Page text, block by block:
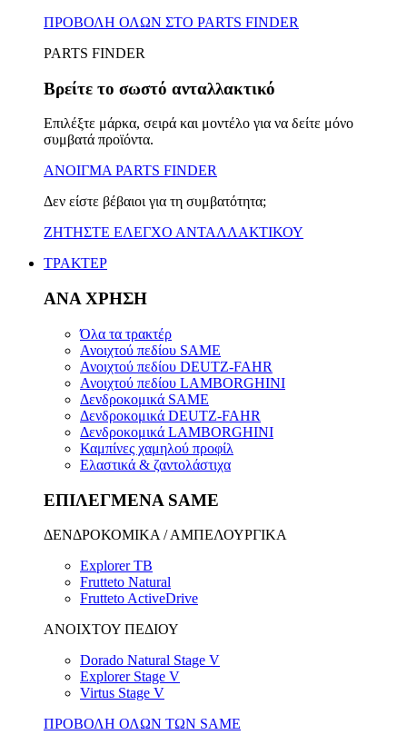
ΠΡΟΒΟΛΗ ΟΛΩΝ ΣΤΟ PARTS FINDER
PARTS FINDER
Βρείτε το σωστό ανταλλακτικό
Επιλέξτε μάρκα, σειρά και μοντέλο για να δείτε μόνο
συμβατά προϊόντα.
ΑΝΟΙΓΜΑ PARTS FINDER
Δεν είστε βέβαιοι για τη συμβατότητα;
ΖΗΤΗΣΤΕ ΕΛΕΓΧΟ ΑΝΤΑΛΛΑΚΤΙΚΟΥ
ΤΡΑΚΤΕΡ
ΑΝΑ ΧΡΗΣΗ
Όλα τα τρακτέρ
Ανοιχτού πεδίου SAME
Ανοιχτού πεδίου DEUTZ-FAHR
Ανοιχτού πεδίου LAMBORGHINI
Δενδροκομικά SAME
Δενδροκομικά DEUTZ-FAHR
Δενδροκομικά LAMBORGHINI
Καμπίνες χαμηλού προφίλ
Ελαστικά & ζαντολάστιχα
ΕΠΙΛΕΓΜΕΝΑ SAME
ΔΕΝΔΡΟΚΟΜΙΚΑ / ΑΜΠΕΛΟΥΡΓΙΚΑ
Explorer TB
Frutteto Natural
Frutteto ActiveDrive
ΑΝΟΙΧΤΟΥ ΠΕΔΙΟΥ
Dorado Natural Stage V
Explorer Stage V
Virtus Stage V
ΠΡΟΒΟΛΗ ΟΛΩΝ ΤΩΝ SAME